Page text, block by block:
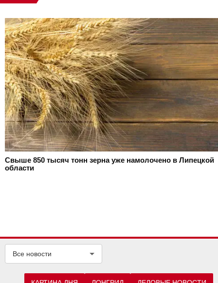
Свыше 850 тысяч тонн зерна уже намолочено в Липецкой
области
Все новости